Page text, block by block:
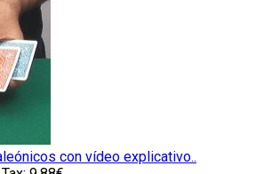
con vídeo explicativo..